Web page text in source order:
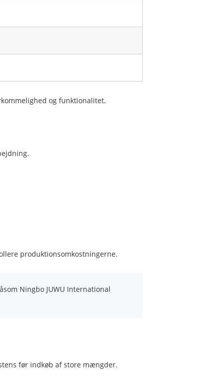
og funktionalitet.
produktionsomkostningerne.
Ningbo JUWU International
før indkøb af store mængder.